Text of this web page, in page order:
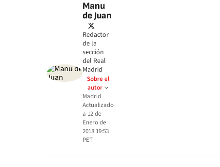
Manu
de Juan
twitter
Redactor
de la
sección
del Real
Madrid
Sobre el
autor
Madrid
Actualizado
a 12 de
Enero de
2018 19:53
PET